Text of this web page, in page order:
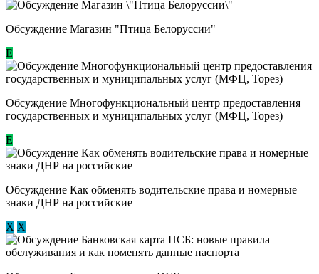
Обсуждение Магазин "Птица Белоруссии"
Е
Обсуждение Многофункциональный центр предоставления
государственных и муниципальных услуг (МФЦ, Торез)
E
Обсуждение ​Как обменять водительские права и номерные
знаки ДНР на российские
Х Х